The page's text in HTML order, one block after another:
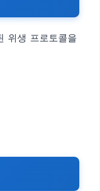
위생 프로토콜을